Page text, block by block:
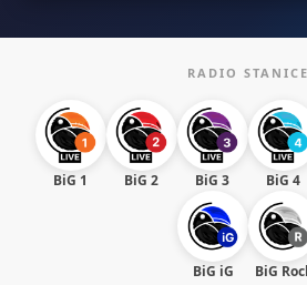
RADIO STANICE
BiG 1 BiG 2 BiG 3 BiG 4
BiG iG BiG